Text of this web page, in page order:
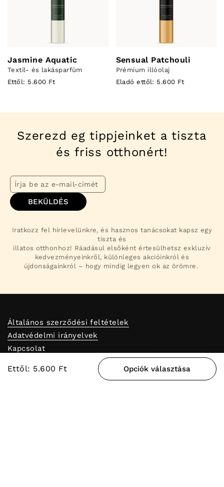
Jasmine Aquatic
Textil- és lakásparfüm
Ettől: 5.600 Ft
Sensual Patchouli
Prémium illóolaj
Eladó ettől: 5.600 Ft
Szerezd eg tippjeinket a tiszta
és friss otthonért!
BEKÜLDÉS
Iratkozz fel hírlevelünkre, és hasznos tanácsokat kapsz egy
tiszta és
illatos otthonhoz! Ráadásul elsőként értesülhetsz exkluzív
kedvezményeinkről, különleges akcióinkról és
újdonságainkról – hogy mindig legyen ok az örömre.
Általános szerződési feltételek
Adatvédelmi irányelvek
Kapcsolat
Pénzvisszatérítési szabályzat
Blog
Ettől: 5.600 Ft Opciók választása
Jutalom